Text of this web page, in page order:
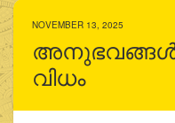
NOVEMBER 13, 2025
അനുഭവങ്ങൾ
വിധം